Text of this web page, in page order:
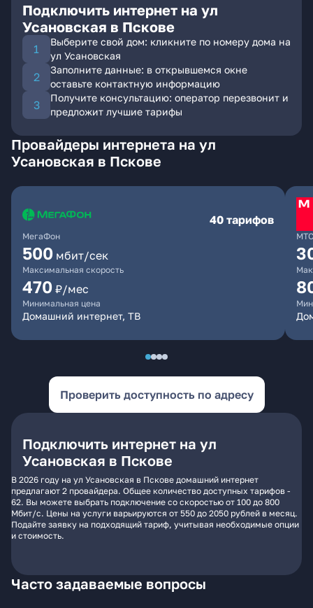
Подключить интернет на ул
Усановская в Пскове
Выберите свой дом: кликните по номеру дома на
ул Усановская
Заполните данные: в открывшемся окне
оставьте контактную информацию
Получите консультацию: оператор перезвонит и
предложит лучшие тарифы
Провайдеры интернета на ул
Усановская в Пскове
МегаФон
40 тарифов
500 мбит/сек
Максимальная скорость
470 ₽/мес
Минимальная цена
Домашний интернет, ТВ
МТС
Проверить доступность по адресу
Подключить интернет на ул
Усановская в Пскове
В 2026 году на ул Усановская в Пскове домашний интернет
предлагают 2 провайдера. Общее количество доступных тарифов -
62. Вы можете выбрать подключение со скоростью от 100 до 800
Мбит/с. Цены на услуги варьируются от 550 до 2050 рублей в месяц.
Подайте заявку на подходящий тариф, учитывая необходимые опции
и стоимость.
Часто задаваемые вопросы